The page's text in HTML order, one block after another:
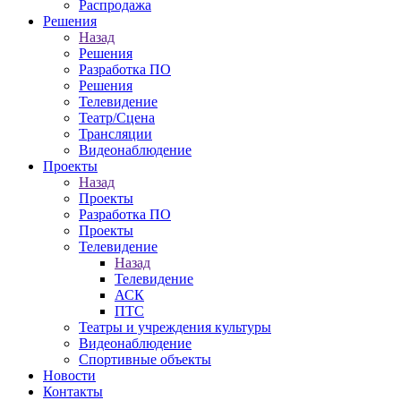
Распродажа
Решения
Назад
Решения
Разработка ПО
Решения
Телевидение
Театр/Сцена
Трансляции
Видеонаблюдение
Проекты
Назад
Проекты
Разработка ПО
Проекты
Телевидение
Назад
Телевидение
АСК
ПТС
Театры и учреждения культуры
Видеонаблюдение
Спортивные объекты
Новости
Контакты